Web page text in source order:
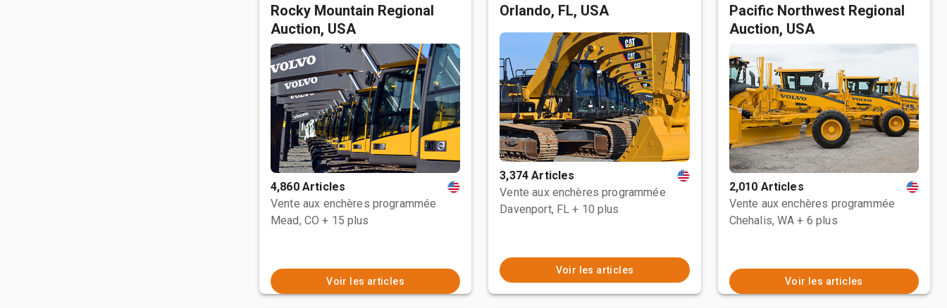
Rocky Mountain Regional
Auction, USA
4,860 Articles
Vente aux enchères programmée
Mead, CO + 15 plus
Voir les articles
Orlando, FL, USA
3,374 Articles
Vente aux enchères programmée
Davenport, FL + 10 plus
Voir les articles
Pacific Northwest Regional
Auction, USA
2,010 Articles
Vente aux enchères programmée
Chehalis, WA + 6 plus
Voir les articles